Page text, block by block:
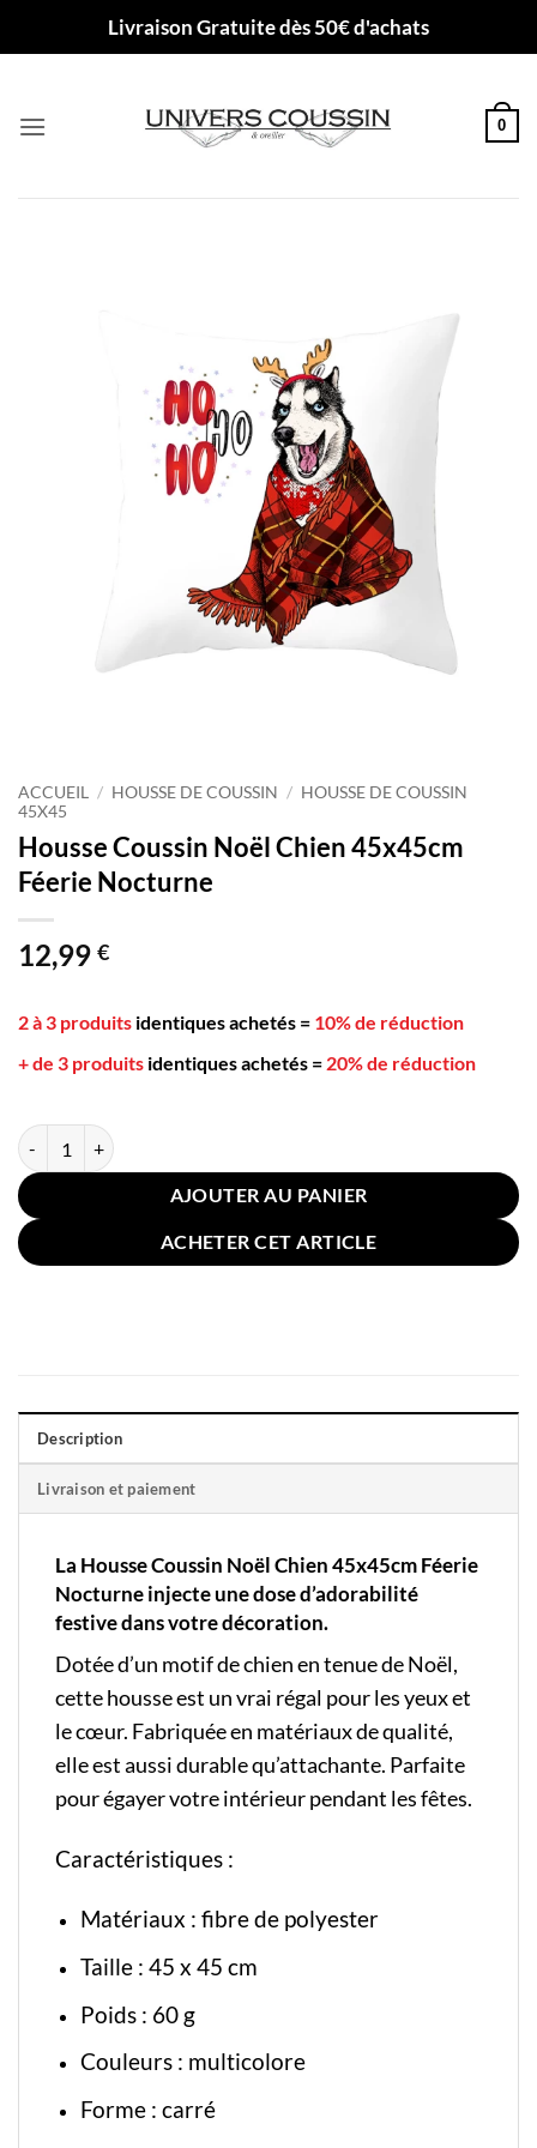
Livraison Gratuite dès 50€ d'achats
0
ACCUEIL / HOUSSE DE COUSSIN / HOUSSE DE COUSSIN
45X45
Housse Coussin Noël Chien 45x45cm
Féerie Nocturne
12,99 €
2 à 3 produits identiques achetés = 10% de réduction
+ de 3 produits identiques achetés = 20% de réduction
quantité de Housse Coussin Noël Chien 45x45cm Féerie Nocturne
AJOUTER AU PANIER
ACHETER CET ARTICLE
Description
Livraison et paiement
La Housse Coussin Noël Chien 45x45cm Féerie
Nocturne injecte une dose d’adorabilité
festive dans votre décoration.
Dotée d’un motif de chien en tenue de Noël,
cette housse est un vrai régal pour les yeux et
le cœur. Fabriquée en matériaux de qualité,
elle est aussi durable qu’attachante. Parfaite
pour égayer votre intérieur pendant les fêtes.
Caractéristiques :
Matériaux : fibre de polyester
Taille : 45 x 45 cm
Poids : 60 g
Couleurs : multicolore
Forme : carré